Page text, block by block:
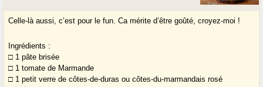
Celle-là aussi, c’est pour le fun. Ca mérite d’être goûté, croyez-moi !
Ingrédients :
□ 1 pâte brisée
□ 1 tomate de Marmande
□ 1 petit verre de côtes-de-duras ou côtes-du-marmandais rosé